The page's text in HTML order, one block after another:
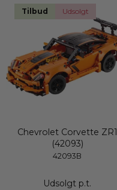
Tilbud Udsolgt
Chevrolet Corvette ZR1
(42093)
42093B
Udsolgt p.t.